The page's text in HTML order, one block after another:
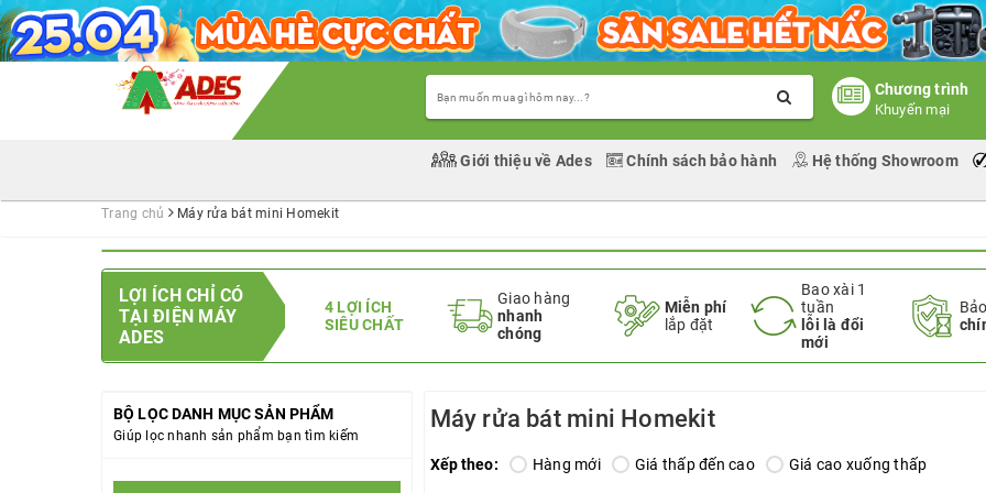
Chương trình
Khuyến mại
Giới thiệu về Ades Chính sách bảo hành Hệ thống Showroom
Trang chủ Máy rửa bát mini Homekit
LỢI ÍCH CHỈ CÓ
TẠI ĐIỆN MÁY
ADES
4 LỢI ÍCH
SIÊU CHẤT
Giao hàng
nhanh
chóng
Miễn phí
lắp đặt
Bao xài 1
tuần
lỗi là đổi
mới
BỘ LỌC DANH MỤC SẢN PHẨM
Giúp lọc nhanh sản phẩm bạn tìm kiếm
Máy rửa bát mini Homekit
Xếp theo: Hàng mới Giá thấp đến cao Giá cao xuống thấp